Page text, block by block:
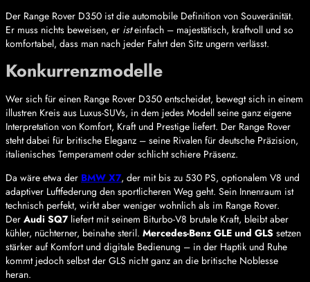
Der Range Rover D350 ist die automobile Definition von Souveränität.
Er muss nichts beweisen, er isteinfach – majestätisch, kraftvoll und so
komfortabel, dass man nach jeder Fahrt den Sitz ungern verlässt.
Konkurrenzmodelle
Wer sich für einen Range Rover D350 entscheidet, bewegt sich in einem
illustren Kreis aus Luxus-SUVs, in dem jedes Modell seine ganz eigene
Interpretation von Komfort, Kraft und Prestige liefert. Der Range Rover
steht dabei für britische Eleganz – seine Rivalen für deutsche Präzision,
italienisches Temperament oder schlicht schiere Präsenz.
Da wäre etwa der BMW X7, der mit bis zu 530 PS, optionalem V8 und
adaptiver Luftfederung den sportlicheren Weg geht. Sein Innenraum ist
technisch perfekt, wirkt aber weniger wohnlich als im Range Rover.
Der Audi SQ7liefert mit seinem Biturbo-V8 brutale Kraft, bleibt aber
kühler, nüchterner, beinahe steril. Mercedes-Benz GLE und GLS setzen
stärker auf Komfort und digitale Bedienung – in der Haptik und Ruhe
kommt jedoch selbst der GLS nicht ganz an die britische Noblesse
heran.